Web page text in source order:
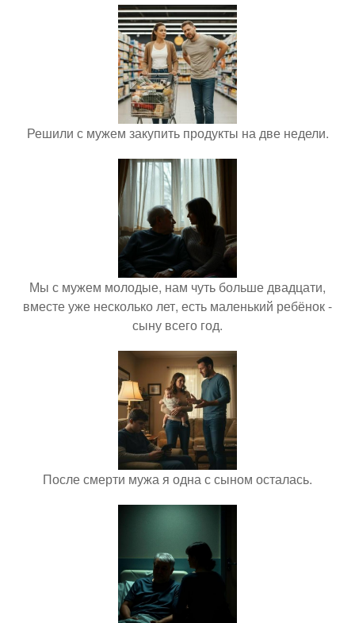
Решили с мужем закупить продукты на две недели.
Мы с мужем молодые, нам чуть больше двадцати,
вместе уже несколько лет, есть маленький ребёнок -
сыну всего год.
После смерти мужа я одна с сыном осталась.